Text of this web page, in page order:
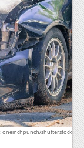
oneinchpunch/shutterstock